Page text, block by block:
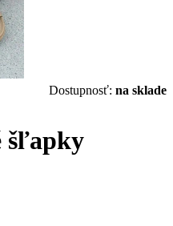
Dostupnosť: na sklade
šľapky